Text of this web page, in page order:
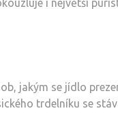
i největší
jakým se jídlo
trdelníku se